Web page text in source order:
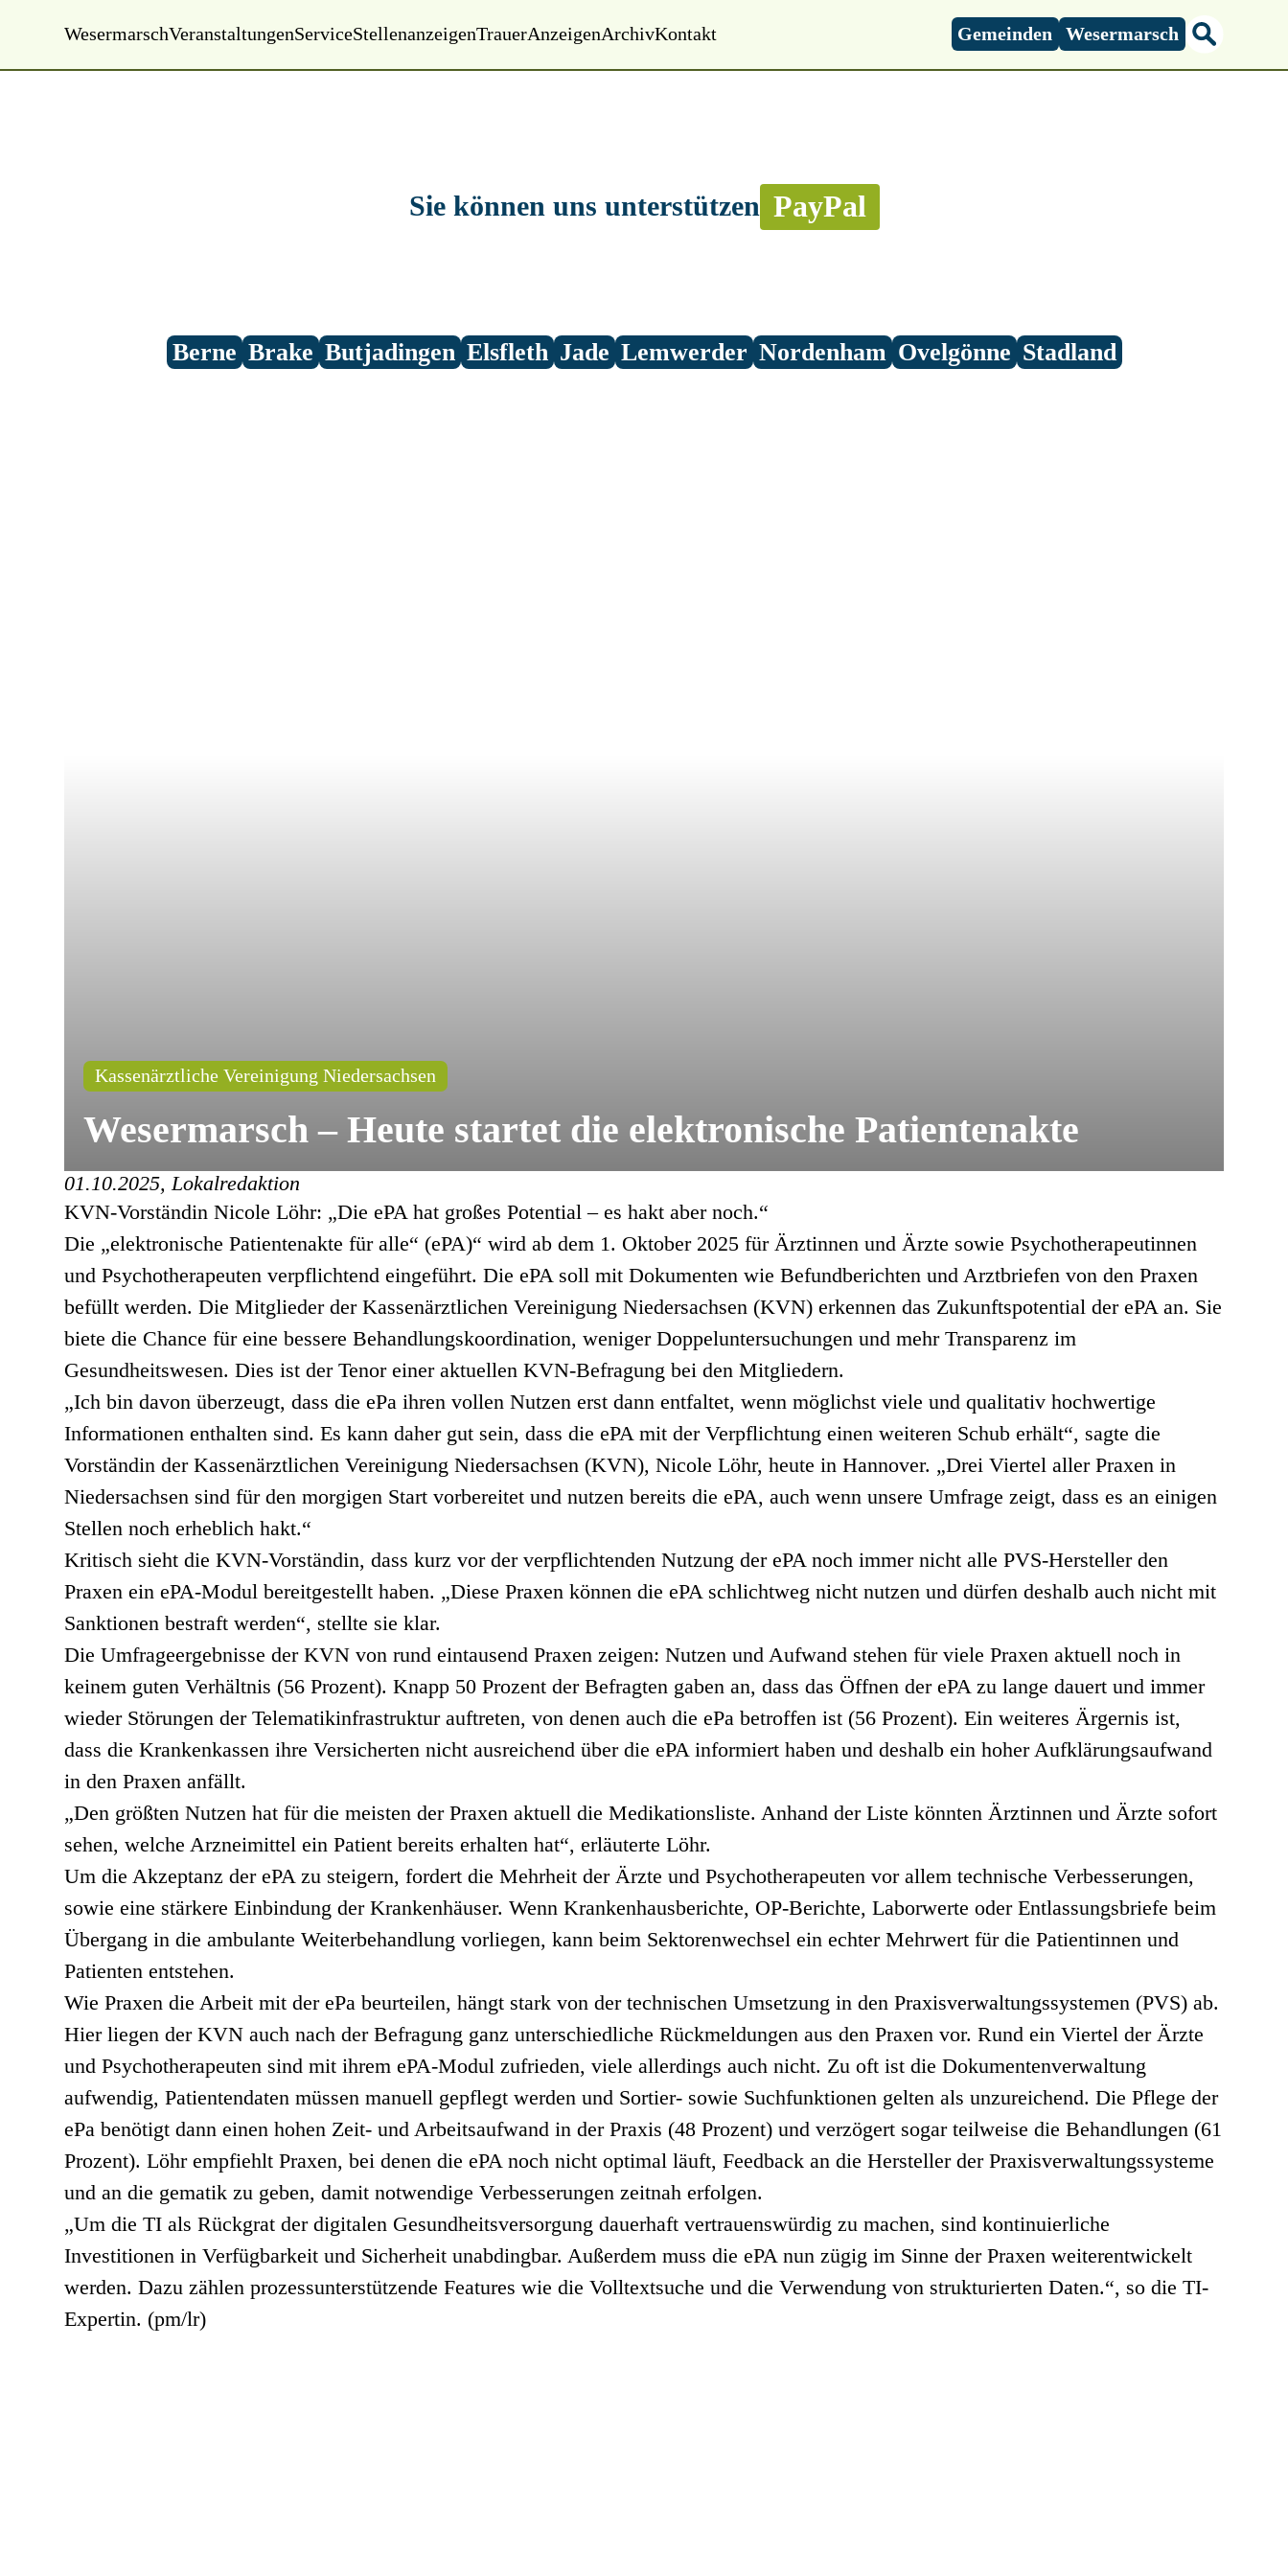
WesermarschVeranstaltungenServiceStellenanzeigenTrauerAnzeigenArchivKontakt Gemeinden Wesermarsch
Sie können uns unterstützen PayPal
Berne Brake Butjadingen Elsfleth Jade Lemwerder Nordenham Ovelgönne Stadland
Kassenärztliche Vereinigung Niedersachsen
Wesermarsch – Heute startet die elektronische Patientenakte
01.10.2025, Lokalredaktion
KVN-Vorständin Nicole Löhr: „Die ePA hat großes Potential – es hakt aber noch.“
Die „elektronische Patientenakte für alle“ (ePA)“ wird ab dem 1. Oktober 2025 für Ärztinnen und Ärzte sowie Psychotherapeutinnen
und Psychotherapeuten verpflichtend eingeführt. Die ePA soll mit Dokumenten wie Befundberichten und Arztbriefen von den Praxen
befüllt werden. Die Mitglieder der Kassenärztlichen Vereinigung Niedersachsen (KVN) erkennen das Zukunftspotential der ePA an. Sie
biete die Chance für eine bessere Behandlungskoordination, weniger Doppeluntersuchungen und mehr Transparenz im
Gesundheitswesen. Dies ist der Tenor einer aktuellen KVN-Befragung bei den Mitgliedern.
„Ich bin davon überzeugt, dass die ePa ihren vollen Nutzen erst dann entfaltet, wenn möglichst viele und qualitativ hochwertige
Informationen enthalten sind. Es kann daher gut sein, dass die ePA mit der Verpflichtung einen weiteren Schub erhält“, sagte die
Vorständin der Kassenärztlichen Vereinigung Niedersachsen (KVN), Nicole Löhr, heute in Hannover. „Drei Viertel aller Praxen in
Niedersachsen sind für den morgigen Start vorbereitet und nutzen bereits die ePA, auch wenn unsere Umfrage zeigt, dass es an einigen
Stellen noch erheblich hakt.“
Kritisch sieht die KVN-Vorständin, dass kurz vor der verpflichtenden Nutzung der ePA noch immer nicht alle PVS-Hersteller den
Praxen ein ePA-Modul bereitgestellt haben. „Diese Praxen können die ePA schlichtweg nicht nutzen und dürfen deshalb auch nicht mit
Sanktionen bestraft werden“, stellte sie klar.
Die Umfrageergebnisse der KVN von rund eintausend Praxen zeigen: Nutzen und Aufwand stehen für viele Praxen aktuell noch in
keinem guten Verhältnis (56 Prozent). Knapp 50 Prozent der Befragten gaben an, dass das Öffnen der ePA zu lange dauert und immer
wieder Störungen der Telematikinfrastruktur auftreten, von denen auch die ePa betroffen ist (56 Prozent). Ein weiteres Ärgernis ist,
dass die Krankenkassen ihre Versicherten nicht ausreichend über die ePA informiert haben und deshalb ein hoher Aufklärungsaufwand
in den Praxen anfällt.
„Den größten Nutzen hat für die meisten der Praxen aktuell die Medikationsliste. Anhand der Liste könnten Ärztinnen und Ärzte sofort
sehen, welche Arzneimittel ein Patient bereits erhalten hat“, erläuterte Löhr.
Um die Akzeptanz der ePA zu steigern, fordert die Mehrheit der Ärzte und Psychotherapeuten vor allem technische Verbesserungen,
sowie eine stärkere Einbindung der Krankenhäuser. Wenn Krankenhausberichte, OP-Berichte, Laborwerte oder Entlassungsbriefe beim
Übergang in die ambulante Weiterbehandlung vorliegen, kann beim Sektorenwechsel ein echter Mehrwert für die Patientinnen und
Patienten entstehen.
Wie Praxen die Arbeit mit der ePa beurteilen, hängt stark von der technischen Umsetzung in den Praxisverwaltungssystemen (PVS) ab.
Hier liegen der KVN auch nach der Befragung ganz unterschiedliche Rückmeldungen aus den Praxen vor. Rund ein Viertel der Ärzte
und Psychotherapeuten sind mit ihrem ePA-Modul zufrieden, viele allerdings auch nicht. Zu oft ist die Dokumentenverwaltung
aufwendig, Patientendaten müssen manuell gepflegt werden und Sortier- sowie Suchfunktionen gelten als unzureichend. Die Pflege der
ePa benötigt dann einen hohen Zeit- und Arbeitsaufwand in der Praxis (48 Prozent) und verzögert sogar teilweise die Behandlungen (61
Prozent). Löhr empfiehlt Praxen, bei denen die ePA noch nicht optimal läuft, Feedback an die Hersteller der Praxisverwaltungssysteme
und an die gematik zu geben, damit notwendige Verbesserungen zeitnah erfolgen.
„Um die TI als Rückgrat der digitalen Gesundheitsversorgung dauerhaft vertrauenswürdig zu machen, sind kontinuierliche
Investitionen in Verfügbarkeit und Sicherheit unabdingbar. Außerdem muss die ePA nun zügig im Sinne der Praxen weiterentwickelt
werden. Dazu zählen prozessunterstützende Features wie die Volltextsuche und die Verwendung von strukturierten Daten.“, so die TI-
Expertin. (pm/lr)